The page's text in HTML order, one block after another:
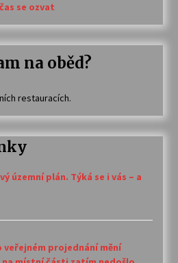
se ozvat
na oběd?
restauracích.
územní plán. Týká se i vás – a
veřejném projednání mění